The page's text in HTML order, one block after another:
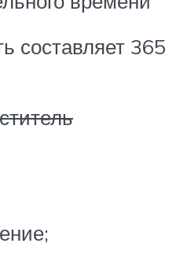
составляет 365